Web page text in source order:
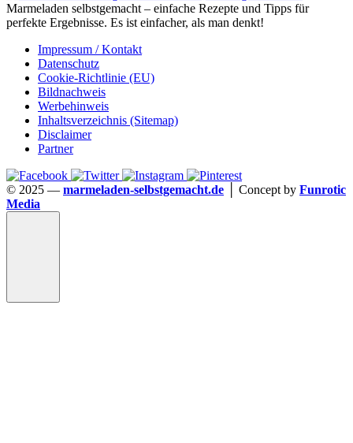
Marmeladen selbstgemacht – einfache Rezepte und Tipps für
perfekte Ergebnisse. Es ist einfacher, als man denkt!
Impressum / Kontakt
Datenschutz
Cookie-Richtlinie (EU)
Bildnachweis
Werbehinweis
Inhaltsverzeichnis (Sitemap)
Disclaimer
Partner
©️ 2025 — marmeladen-selbstgemacht.de │ Concept by Funrotic
Media